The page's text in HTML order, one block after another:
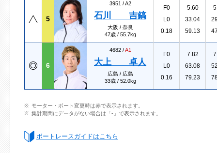
5
3951 /A2
石川 吉鎬
大阪 / 奈良
47歳 / 55.7kg
F0
L0
0.18
5.60
33.04
59.13
6
4682 /A1
大上 卓人
広島 / 広島
33歳 / 52.0kg
F0
L0
0.16
7.82
63.08
79.23
モーター・ボート変更時は赤で表示されます。
集計期間にデータがない場合は「-」で表示されます。
ボートレースガイドはこちら